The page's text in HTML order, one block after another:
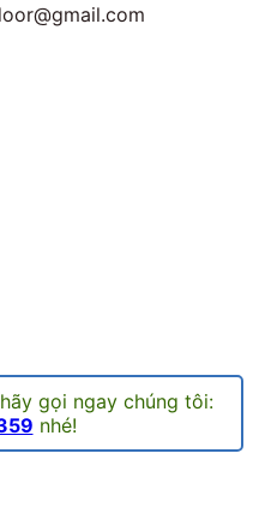
hãy gọi ngay chúng tôi:
nhé!